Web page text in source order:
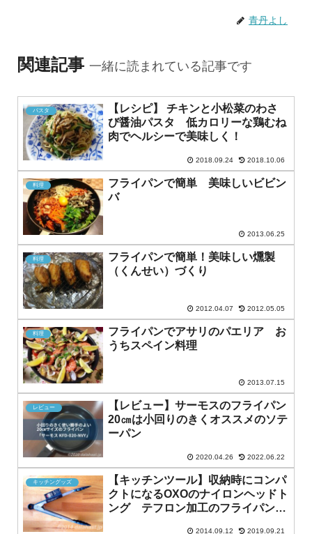
青丹よし
関連記事 一緒に読まれている記事です
パスタ
【レシピ】 チキンと小松菜のわさ
び醤油パスタ 低カロリーな鶏むね
肉でヘルシーで美味しく！
2018.09.24 2018.10.06
料理
フライパンで簡単 美味しいビビン
バ
2013.06.25
料理
フライパンで簡単！美味しい燻製
（くんせい）づくり
2012.04.07 2012.05.05
料理
フライパンでアサリのパエリア お
うちスペイン料理
2013.07.15
レビュー
【レビュー】サーモスのフライパン
20㎝は小回りのきくオススメのソテ
ーパン
2020.04.26 2022.06.22
キッチングッズ
【キッチンツール】収納時にコンパ
クトになるOXOのナイロンヘッドト
ング テフロン加工のフライパンや
2014.09.12 2019.09.21